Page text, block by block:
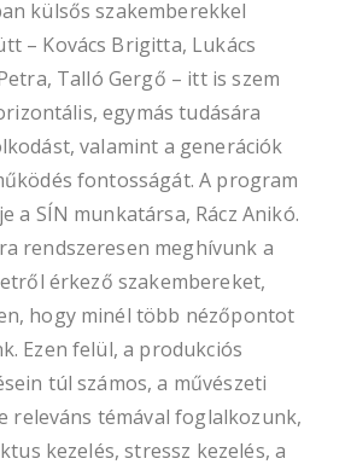
külsős szakemberekkel
– Kovács Brigitta, Lukács
Talló Gergő – itt is szem
egymás tudására
valamint a generációk
fontosságát. A program
a SÍN munkatársa, Rácz Anikó.
rendszeresen meghívunk a
érkező szakembereket,
hogy minél több nézőpontot
Ezen felül, a produkciós
túl számos, a művészeti
releváns témával foglalkozunk,
kezelés, stressz kezelés, a